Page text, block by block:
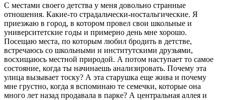
С местами своего детства у меня довольно странные
отношения. Какие-то страдальчески-ностальгические. Я
приезжаю в город, в котором провел свои школьные и
университетские годы и примерно день мне хорошо.
Посещаю места, по которым любил бродить в детстве,
встречаюсь со школьными и институтскими друзьями,
восхищаюсь местной природой. А потом наступает то самое
состояние, когда ты начинаешь анализировать. Почему эта
улица вызывает тоску? А эта старушка еще жива и почему
мне грустно, когда я вспоминаю те семечки, которые она
много лет назад продавала в парке? А центральная аллея и